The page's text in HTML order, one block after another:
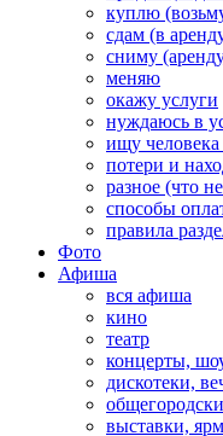
куплю
сдам (в
сниму
меняю
окажу услуги
нуждаюсь в
ищу человека
потери и
разное (что
способы
правила
Фото
Афиша
вся афиша
кино
театр
концерты,
дискотеки,
выставки,